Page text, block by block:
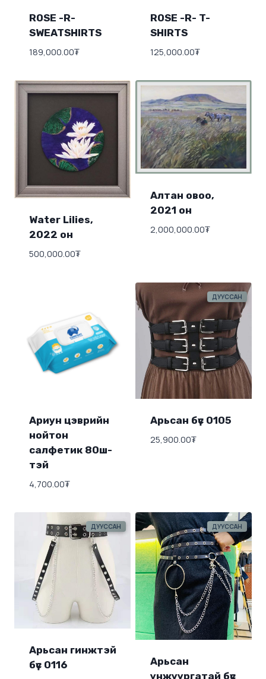
ROSE -R-
SWEATSHIRTS
189,000.00₮
ROSE -R- T-
SHIRTS
125,000.00₮
Water Lilies,
2022 он
500,000.00₮
Алтан овоо,
2021 он
2,000,000.00₮
Ариун цэврийн
нойтон
салфетик 80ш-
тэй
4,700.00₮
ДУУССАН
Арьсан бүс 0105
25,900.00₮
ДУУССАН
Арьсан гинжтэй
бүс 0116
ДУУССАН
Арьсан
унжуургатай бүс